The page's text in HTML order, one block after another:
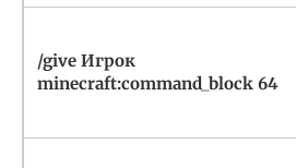
/give Игрок
minecraft:command_block 64